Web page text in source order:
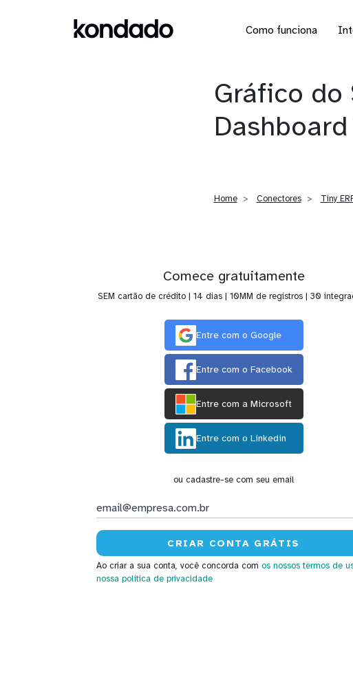
Como funciona
Gráfico do
Home Conectores Tiny
Comece gratuitamente
SEM cartão de crédito | 14 dias | 10MM de registros | 30
Entre com o Google
Entre com o Facebook
Entre com a Microsoft
Entre com o Linkedin
ou cadastre-se com seu email
Ao criar a sua conta, você concorda com os nossos termos de
nossa política de privacidade